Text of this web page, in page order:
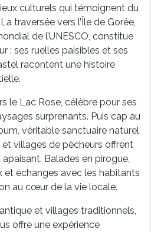
culturels qui témoignent du
traversée vers l’Île de Gorée,
de l’UNESCO, constitue
: ses ruelles paisibles et ses
racontent une histoire
le Lac Rose, célèbre pour ses
surprenants. Puis cap au
véritable sanctuaire naturel
villages de pêcheurs offrent
Balades en pirogue,
et échanges avec les habitants
au cœur de la vie locale.
et villages traditionnels,
offre une expérience